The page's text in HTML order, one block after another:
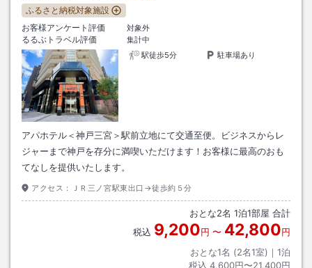
ふるさと納税対象施設
お客様アンケート評価
対象外
るるぶトラベル評価
集計中
駅徒歩5分
駐車場あり
アパホテル＜神戸三宮＞駅前立地にて交通至便。ビジネスからレ
ジャーまで神戸を存分に満喫いただけます！お客様に最高のおも
てなしを提供いたします。
アクセス： ＪＲ三ノ宮駅東出口→徒歩約５分
おとな2名 1泊1部屋 合計
税込 9,200円 〜 42,800円
おとな1名 (2名1室)｜ 1泊
税込 4,600円〜21,400円